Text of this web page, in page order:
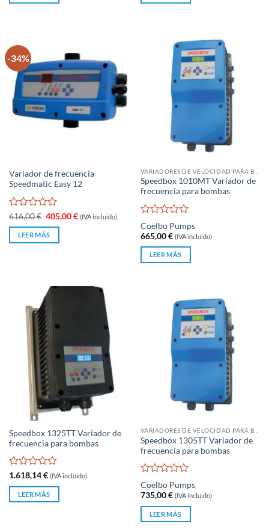
de
de
-34%
Variador de frecuencia
Speedmatic Easy 12
Valorado
con
de
616,00€ El
precio
original
era:
616,00 €.
405,00€El
precio
(IVA incluido)
LEER MÁS
Speedbox 1010MT Variador de
frecuencia para bombas
Valorado
con
0
5
Coelbo Pumps
665,00€ (IVA incluido)
LEER MÁS
Speedbox 1325TT Variador de
frecuencia para bombas
Valorado
con
de
1.618,14€ (IVA incluido)
LEER MÁS
Speedbox 1305TT Variador de
frecuencia para bombas
Valorado
con
0
5
Coelbo Pumps
735,00€ (IVA incluido)
LEER MÁS